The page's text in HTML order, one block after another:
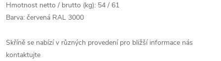
Hmotnost netto / brutto (kg): 54 / 61
Barva: červená RAL 3000
Skříně se nabízí v různých provedení pro bližší informace nás
kontaktujte